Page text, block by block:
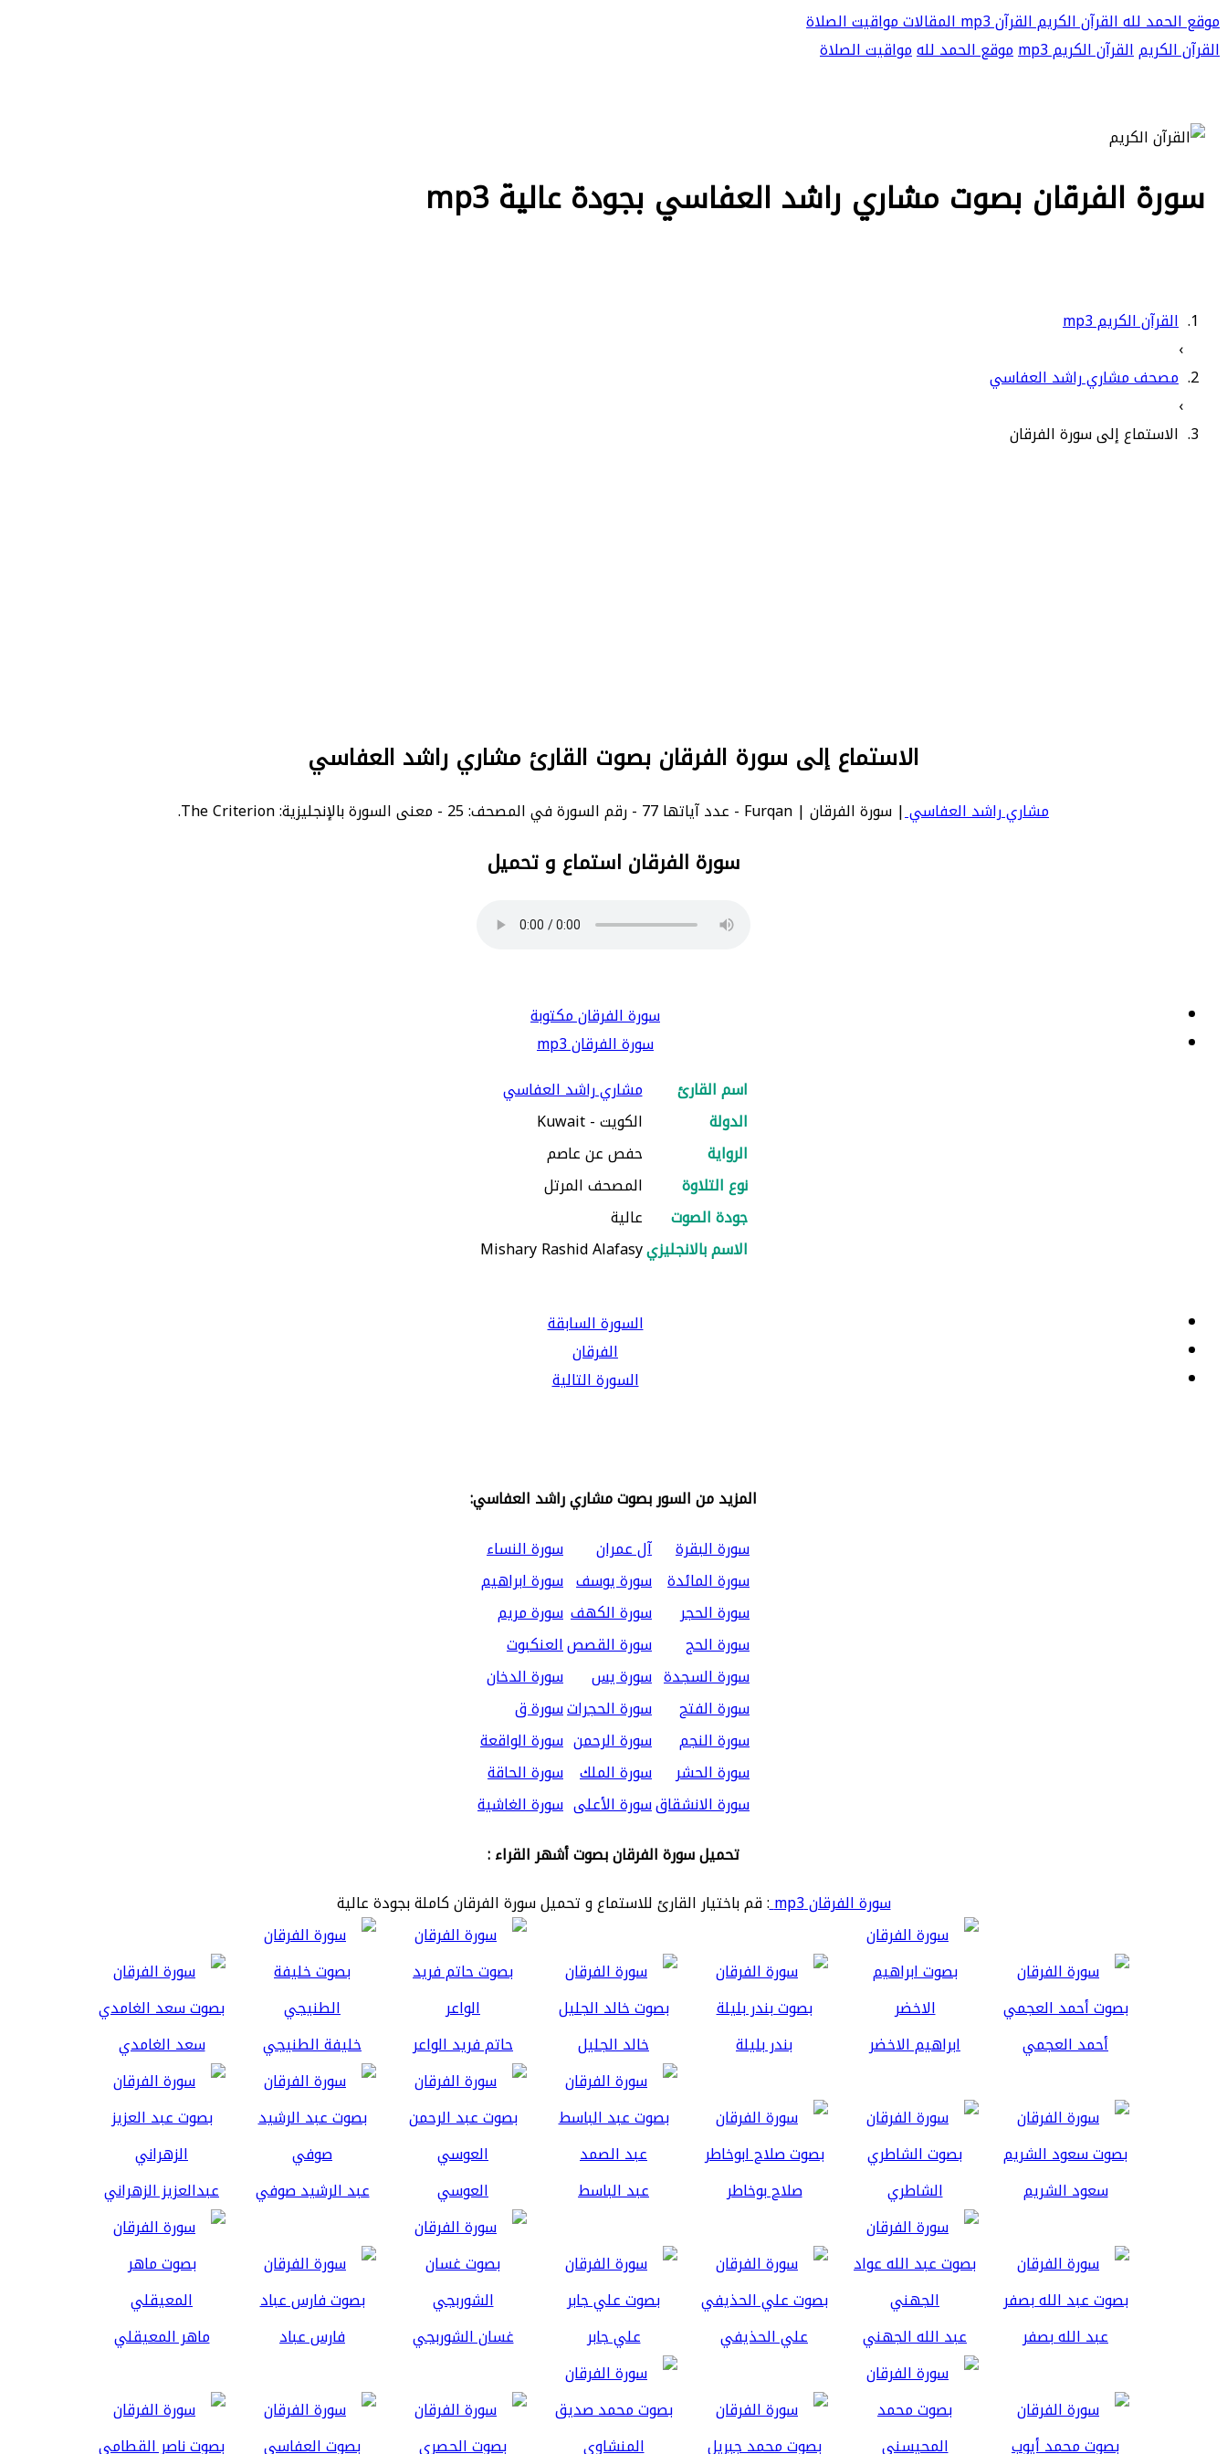
موقع الحمد للهالقرآن الكريمالقرآن mp3 المقالاتمواقيت الصلاة
القرآن الكريمالقرآن الكريم mp3 موقع الحمد للهمواقيت الصلاة
سورة الفرقان بصوت مشاري راشد العفاسي بجودة عالية mp3
القرآن الكريم mp3
›
مصحف مشاري راشد العفاسي
›
الاستماع إلى سورة الفرقان
الاستماع إلى سورة الفرقان بصوت القارئ مشاري راشد العفاسي
مشاري راشد العفاسي| سورة الفرقان | Furqan - عدد آياتها 77 - رقم السورة في المصحف: 25 - معنى السورة بالإنجليزية: The Criterion.
سورة الفرقان استماع و تحميل
سورة الفرقان مكتوبة
سورة الفرقان mp3
اسم القارئ
مشاري راشد العفاسي
الدولة
الكويت - Kuwait
الرواية
حفص عن عاصم
نوع التلاوة
المصحف المرتل
جودة الصوت
عالية
الاسم بالانجليزيMishary Rashid Alafasy
السورة السابقة
الفرقان
السورة التالية
المزيد من السور بصوت مشاري راشد العفاسي:
سورة البقرة
آل عمران
سورة النساء
سورة المائدة سورة يوسف سورة ابراهيم
سورة الحجر
سورة الكهف سورة مريم
سورة الحج
سورة القصصالعنكبوت
سورة السجدة سورة يس
سورة الدخان
سورة الفتح
سورة الحجراتسورة ق
سورة النجم
سورة الرحمن سورة الواقعة
سورة الحشر
سورة الملك سورة الحاقة
سورة الانشقاقسورة الأعلى سورة الغاشية
تحميل سورة الفرقان بصوت أشهر القراء :
سورة الفرقان mp3
: قم باختيار القارئ للاستماع و تحميل سورة الفرقان كاملة بجودة عالية
أحمد العجمي ابراهيم الاخضر بندر بليلة خالد الجليل حاتم فريد الواعر خليفة الطنيجي سعد الغامدي
سعود الشريم الشاطري صلاح بوخاطر عبد الباسط العوسي عبد الرشيد صوفي عبدالعزيز الزهراني
عبد الله بصفر عبد الله الجهني علي الحذيفي علي جابر غسان الشوربجي فارس عباد ماهر المعيقلي